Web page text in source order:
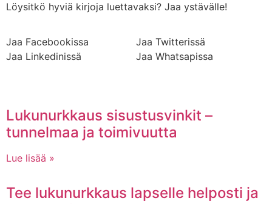
Löysitkö hyviä kirjoja luettavaksi? Jaa ystävälle!
Jaa Facebookissa
Jaa Twitterissä
Jaa Linkedinissä
Jaa Whatsapissa
Lukunurkkaus sisustusvinkit –
tunnelmaa ja toimivuutta
Lue lisää »
Tee lukunurkkaus lapselle helposti ja